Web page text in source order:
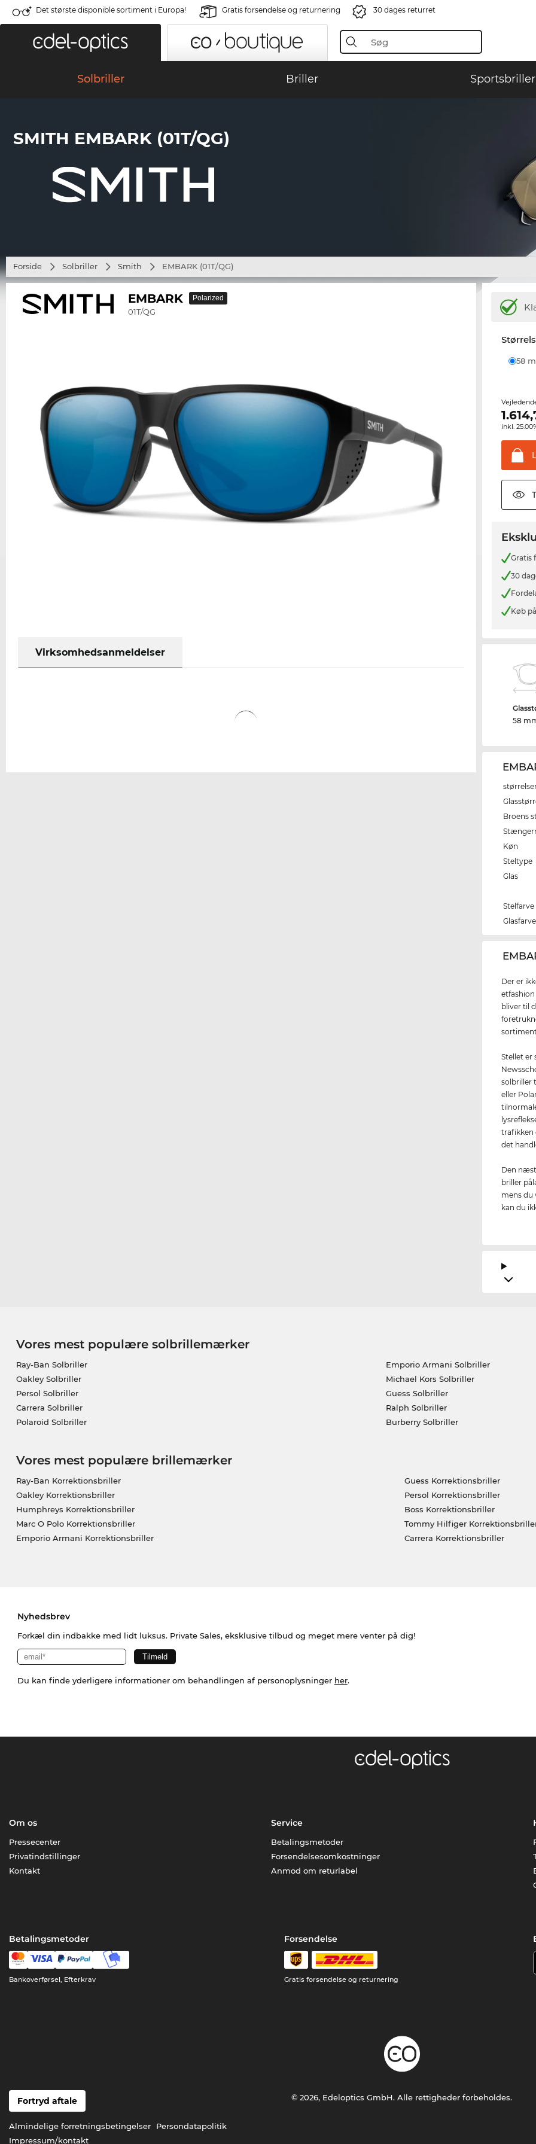
Det største disponible sortiment i Europa! Gratis forsendelse og returnering 30 dages returret
Solbriller Briller Sportsbriller
SMITH EMBARK (01T/QG)
Forside Solbriller Smith EMBARK (01T/QG)
EMBARK
01T/QG
Polarized
Virksomhedsanmeldelser
58
inkl.
Gratis
30
Køb
58
Broens
Køn
Steltype
Glas
Stelfarve
Glasfarve
Der er
bliver til
Stellet er
solbriller
eller
trafikken
det
Den
briller
mens du
kan du
Vores mest populære solbrillemærker
Ray-Ban Solbriller
Oakley Solbriller
Persol Solbriller
Carrera Solbriller
Polaroid Solbriller
Emporio Armani Solbriller
Michael Kors Solbriller
Guess Solbriller
Ralph Solbriller
Burberry Solbriller
Vores mest populære brillemærker
Ray-Ban Korrektionsbriller
Oakley Korrektionsbriller
Humphreys Korrektionsbriller
Marc O Polo Korrektionsbriller
Emporio Armani Korrektionsbriller
Guess Korrektionsbriller
Persol Korrektionsbriller
Boss Korrektionsbriller
Tommy Hilfiger
Carrera Korrektionsbriller
Nyhedsbrev
Forkæl din indbakke med lidt luksus. Private Sales, eksklusive tilbud og meget mere venter på dig!
Du kan finde yderligere informationer om behandlingen af personoplysninger her.
Om os
Pressecenter
Privatindstillinger
Kontakt
Service
Betalingsmetoder
Forsendelsesomkostninger
Anmod om returlabel
Betalingsmetoder
Bankoverførsel, Efterkrav
Forsendelse
Gratis forsendelse og returnering
Fortryd aftale
Almindelige forretningsbetingelser
Persondatapolitik
Impressum/kontakt
© 2026, Edeloptics GmbH. Alle rettigheder forbeholdes.